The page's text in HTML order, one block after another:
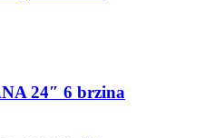
24″ 6 brzina